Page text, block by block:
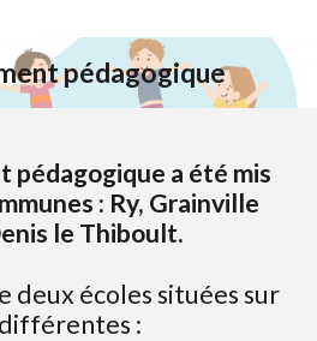
pédagogique
pédagogique a été mis
: Ry, Grainville
le Thiboult.
deux écoles situées sur
: